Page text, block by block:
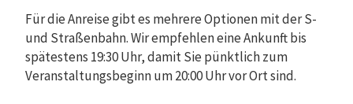
Für die Anreise gibt es mehrere Optionen mit der S-
und Straßenbahn. Wir empfehlen eine Ankunft bis
spätestens 19:30 Uhr, damit Sie pünktlich zum
Veranstaltungsbeginn um 20:00 Uhr vor Ort sind.